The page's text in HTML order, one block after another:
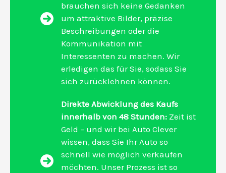
brauchen sich keine Gedanken
um attraktive Bilder, präzise
Beschreibungen oder die
Kommunikation mit
Interessenten zu machen. Wir
erledigen das für Sie, sodass Sie
sich zurücklehnen können.
Direkte Abwicklung des Kaufs
innerhalb von 48 Stunden: Zeit ist
Geld – und wir bei Auto Clever
wissen, dass Sie Ihr Auto so
schnell wie möglich verkaufen
möchten. Unser Prozess ist so